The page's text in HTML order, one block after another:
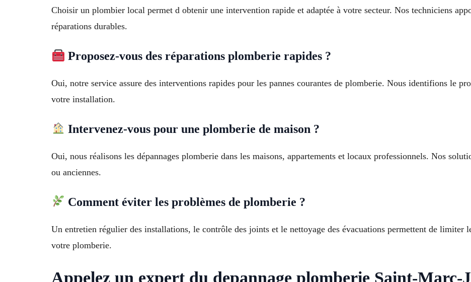
Choisir un plombier local permet d obtenir une intervention rapide et adaptée à votre secteur. Nos techniciens
réparations durables.
Proposez-vous des réparations plomberie rapides ?
Oui, notre service assure des interventions rapides pour les pannes courantes de plomberie. Nous identifions le
votre installation.
Intervenez-vous pour une plomberie de maison ?
Oui, nous réalisons les dépannages plomberie dans les maisons, appartements et locaux professionnels. Nos
ou anciennes.
Comment éviter les problèmes de plomberie ?
Un entretien régulier des installations, le contrôle des joints et le nettoyage des évacuations permettent de limiter
votre plomberie.
Appelez un expert du depannage plomberie Saint-Marc-